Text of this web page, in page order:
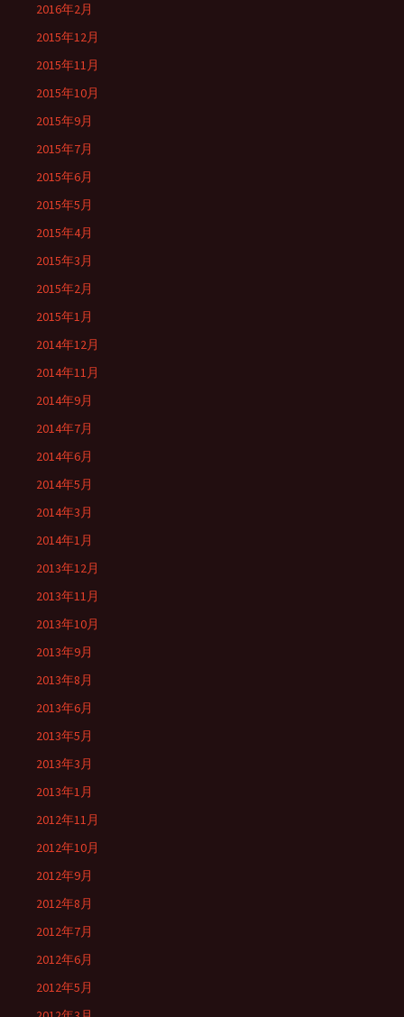
2016年2月
2015年12月
2015年11月
2015年10月
2015年9月
2015年7月
2015年6月
2015年5月
2015年4月
2015年3月
2015年2月
2015年1月
2014年12月
2014年11月
2014年9月
2014年7月
2014年6月
2014年5月
2014年3月
2014年1月
2013年12月
2013年11月
2013年10月
2013年9月
2013年8月
2013年6月
2013年5月
2013年3月
2013年1月
2012年11月
2012年10月
2012年9月
2012年8月
2012年7月
2012年6月
2012年5月